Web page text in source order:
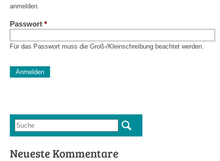
anmelden.
Passwort *
Für das Passwort muss die Groß-/Kleinschreibung beachtet werden.
Diese Sicherheitsfrage überprüft, ob Sie ein menschlicher
Suchformular
Suche
Neueste Kommentare